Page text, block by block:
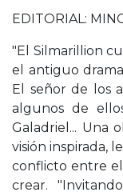
EDITORIAL:
"El Silmarillion
el antiguo
El señor de los
algunos de
Galadriel... Una
visión inspirada,
conflicto entre
crear.